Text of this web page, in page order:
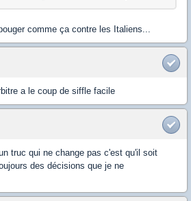
comme ça contre les Italiens...
a le coup de siffle facile
truc qui ne change pas c'est qu'il soit
des décisions que je ne